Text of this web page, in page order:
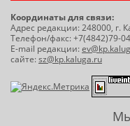
Координаты для связи:
Адрес редакции: 248000, г.
Телефон/факс: +7(4842)79-
E-mail редакции:
сайте:sz@kp.kaluga.ru